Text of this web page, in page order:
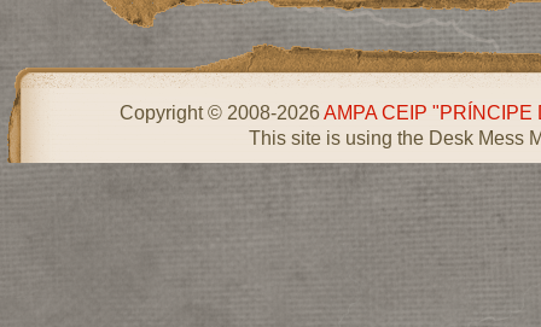
Copyright © 2008-2026AMPA CEIP "PRÍNCIPE
This site is using the Desk Mess